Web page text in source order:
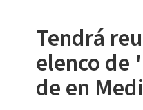
Tendrá
elenco de
de en